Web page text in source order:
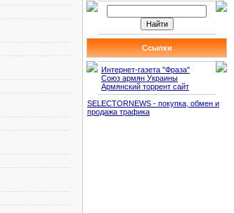
Ссылки
Интернет-газета "Фраза"
Союз армян Украины
Армянский торрент сайт
SELECTORNEWS - покупка, обмен и
продажа трафика